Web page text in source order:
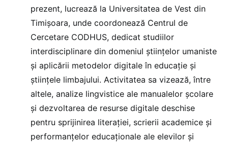
prezent, lucrează la Universitatea de Vest din
Timișoara, unde coordonează Centrul de
Cercetare CODHUS, dedicat studiilor
interdisciplinare din domeniul științelor umaniste
și aplicării metodelor digitale în educație și
științele limbajului. Activitatea sa vizează, între
altele, analize lingvistice ale manualelor școlare
și dezvoltarea de resurse digitale deschise
pentru sprijinirea literației, scrierii academice și
performanțelor educaționale ale elevilor și